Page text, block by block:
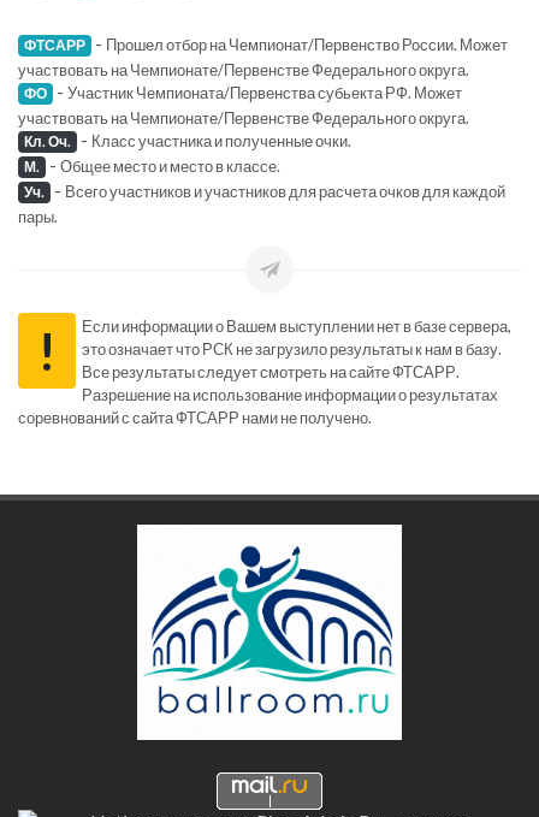
ФТСАРР - Прошел отбор на Чемпионат/Первенство России. Может
участвовать на Чемпионате/Первенстве Федерального округа.
ФО - Участник Чемпионата/Первенства субьекта РФ. Может
участвовать на Чемпионате/Первенстве Федерального округа.
Кл. Оч. - Класс участника и полученные очки.
М. - Общее место и место в классе.
Уч. - Всего участников и участников для расчета очков для каждой
пары.
!
Если информации о Вашем выступлении нет в базе сервера,
это означает что РСК не загрузило результаты к нам в базу.
Все результаты следует смотреть на сайте ФТСАРР.
Разрешение на использование информации о результатах
соревнований с сайта ФТСАРР нами не получено.